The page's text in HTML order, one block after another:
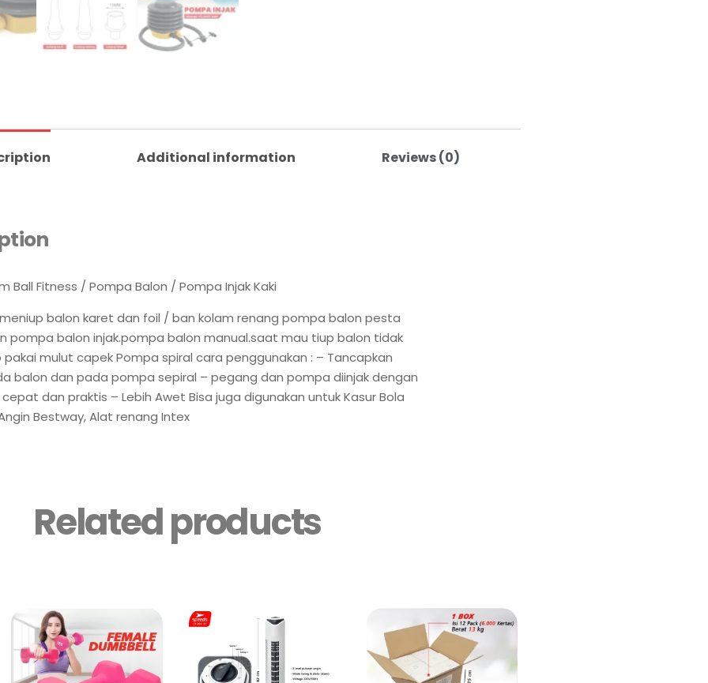
Additional information Reviews (0)
Ball Fitness / Pompa Balon / Pompa Injak Kaki
balon karet dan foil / ban kolam renang pompa balon pesta
pompa balon injak.pompa balon manual.saat mau tiup balon tidak
mulut capek Pompa spiral cara penggunakan : – Tancapkan
balon dan pada pompa sepiral – pegang dan pompa diinjak dengan
dan praktis – Lebih Awet Bisa juga digunakan untuk Kasur Bola
Bestway, Alat renang Intex
Related products